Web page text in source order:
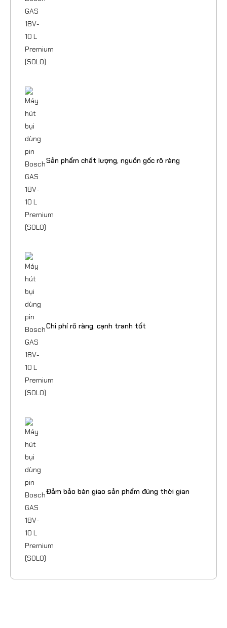
Sản phẩm chất lượng, nguồn gốc rõ ràng
Chi phí rõ ràng, cạnh tranh tốt
Đảm bảo bàn giao sản phẩm đúng thời gian